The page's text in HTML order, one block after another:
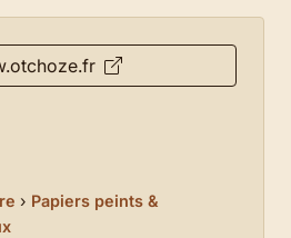
› Papiers peints &